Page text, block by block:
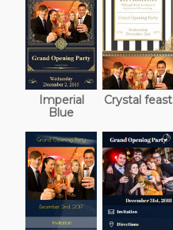
Imperial
Blue
Crystal feast